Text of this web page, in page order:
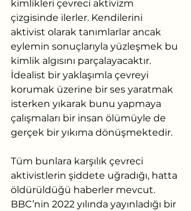
kimlikleri çevreci aktivizm
çizgisinde ilerler. Kendilerini
aktivist olarak tanımlarlar ancak
eylemin sonuçlarıyla yüzleşmek bu
kimlik algısını parçalayacaktır.
İdealist bir yaklaşımla çevreyi
korumak üzerine bir ses yaratmak
isterken yıkarak bunu yapmaya
çalışmaları bir insan ölümüyle de
gerçek bir yıkıma dönüşmektedir.
Tüm bunlara karşılık çevreci
aktivistlerin şiddete uğradığı, hatta
öldürüldüğü haberler mevcut.
BBC’nin 2022 yılında yayınladığı bir